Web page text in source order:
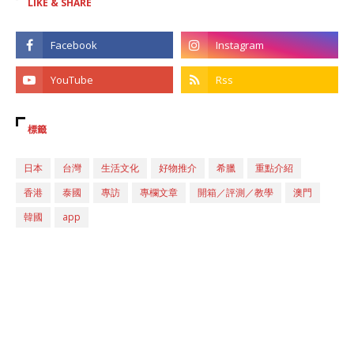
LIKE & SHARE
標籤
日本 台灣 生活文化 好物推介 希臘
重點介紹
香港
泰國 專訪 專欄文章 開箱／評測／教學
澳門
韓國
app